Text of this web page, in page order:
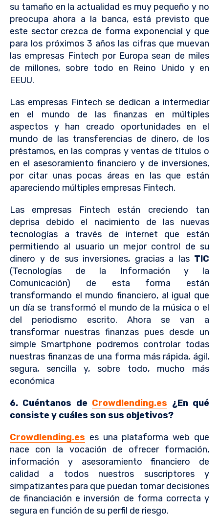
su tamaño en la actualidad es muy pequeño y no
preocupa ahora a la banca, está previsto que
este sector crezca de forma exponencial y que
para los próximos 3 años las cifras que muevan
las empresas Fintech por Europa sean de miles
de millones, sobre todo en Reino Unido y en
EEUU.
Las empresas Fintech se dedican a intermediar
en el mundo de las finanzas en múltiples
aspectos y han creado oportunidades en el
mundo de las transferencias de dinero, de los
préstamos, en las compras y ventas de títulos o
en el asesoramiento financiero y de inversiones,
por citar unas pocas áreas en las que están
apareciendo múltiples empresas Fintech.
Las empresas Fintech están creciendo tan
deprisa debido el nacimiento de las nuevas
tecnologías a través de internet que están
permitiendo al usuario un mejor control de su
dinero y de sus inversiones, gracias a las TIC
(Tecnologías de la Información y la
Comunicación) de esta forma están
transformando el mundo financiero, al igual que
un día se transformó el mundo de la música o el
del periodismo escrito. Ahora se van a
transformar nuestras finanzas pues desde un
simple Smartphone podremos controlar todas
nuestras finanzas de una forma más rápida, ágil,
segura, sencilla y, sobre todo, mucho más
económica
6. Cuéntanos de Crowdlending.es ¿En qué
consiste y cuáles son sus objetivos?
Crowdlending.es es una plataforma web que
nace con la vocación de ofrecer formación,
información y asesoramiento financiero de
calidad a todos nuestros suscriptores y
simpatizantes para que puedan tomar decisiones
de financiación e inversión de forma correcta y
segura en función de su perfil de riesgo.